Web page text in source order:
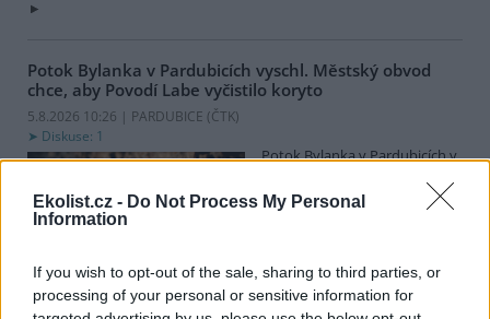
Ekolist.cz - Do Not Process My Personal
Information
If you wish to opt-out of the sale, sharing to third parties, or
processing of your personal or sensitive information for
Potok Bylanka v Pardubicích vyschl. Městský obvod
chce, aby Povodí Labe vyčistilo koryto
5.8.2026 10:26 | PARDUBICE (ČTK)
Diskuse: 1
Potok Bylanka v Pardubicích v
průtoků a suchého počasí
vyschl. Městský obvod VI chce
Povodí Labe. Organizace ale požadavek odmítla s tím, že údržbu
dělala už v červnu a další zásah v tuto chvíli neplánuje, zjistila ČTK.